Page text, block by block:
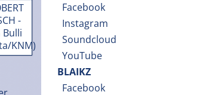
Facebook
Instagram
Soundcloud
YouTube
BLAIKZ
Facebook